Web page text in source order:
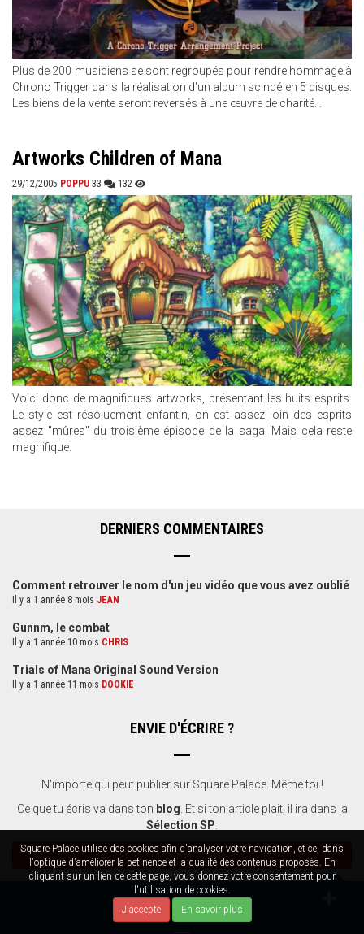
Square Palace utilise des cookies afin d'analyser votre navigation, et ce, dans
l'optique d'améliorer la petinence et la qualité des contenus proposés. En
cliquant sur un lien de cette page, vous donnez votre consentement pour
l'utilisation de cookies.
J'accepte
En savoir plus
Plus de 200 musiciens se sont regroupés pour rendre hommage à
Chrono Trigger dans la réalisation d'un album scindé en 5 disques.
Les biens de la vente seront reversés à une œuvre de charité...
Artworks Children of Mana
29/12/2005 POPPU 33 132
Voici donc de magnifiques artworks, présentant les huits esprits.
Le style est résoluement enfantin, on est assez loin des esprits
assez "mûres" du troisième épisode de la saga. Mais cela reste
magnifique.
DERNIERS COMMENTAIRES
Comment retrouver le nom d'un jeu vidéo que vous avez oublié
Il y a 1 année 8 mois JEAN
Gunnm, le combat
Il y a 1 année 10 mois CHRIS
Trials of Mana Original Sound Version
Il y a 1 année 11 mois DOOKIE
ENVIE D'ÉCRIRE ?
N'importe qui peut publier sur Square Palace. Même toi !
Ce que tu écris va dans ton blog . Et si ton article plait, il ira dans la
Sélection SP
Ecrire un article
AIDONS FLORA